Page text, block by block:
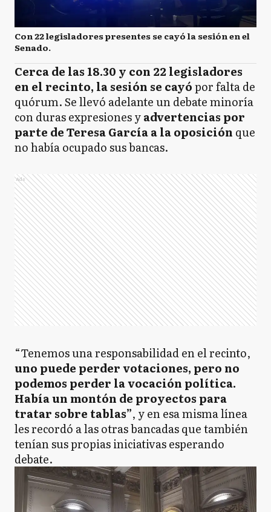
Con 22 legisladores presentes se cayó la sesión en el
Senado.
Cerca de las 18.30 y con 22 legisladores
en el recinto, la sesión se cayópor falta de
quórum. Se llevó adelante un debate minoría
con duras expresiones yadvertencias por
parte de Teresa García a la oposición que
no había ocupado sus bancas.
Ads
“Tenemos una responsabilidad en el recinto,
uno puede perder votaciones, pero no
podemos perder la vocación política.
Había un montón de proyectos para
tratar sobre tablas”, y en esa misma línea
les recordó a las otras bancadas que también
tenían sus propias iniciativas esperando
debate.